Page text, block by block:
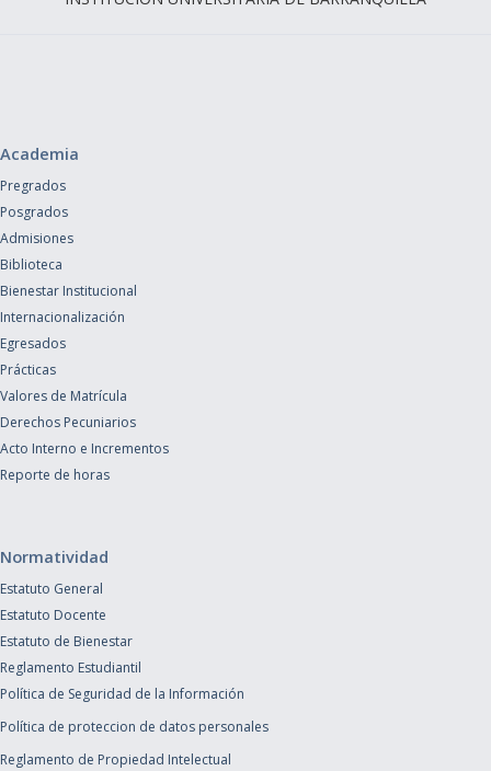
Academia
Pregrados
Posgrados
Admisiones
Biblioteca
Bienestar Institucional
Internacionalización
Egresados
Prácticas
Valores de Matrícula
Derechos Pecuniarios
Acto Interno e Incrementos
Reporte de horas
Normatividad
Estatuto General
Estatuto Docente
Estatuto de Bienestar
Reglamento Estudiantil
Política de Seguridad de la Información
Política de proteccion de datos personales
Reglamento de Propiedad Intelectual